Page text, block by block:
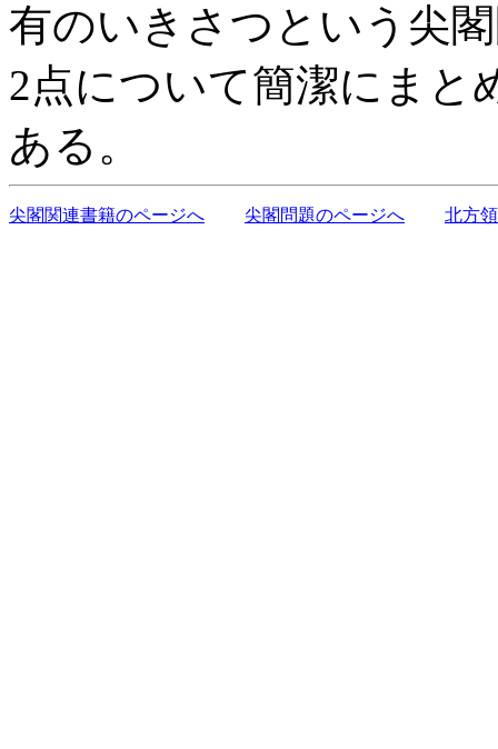
有のいきさつという尖
2点について簡潔にまと
ある。
尖閣関連書籍のページへ 尖閣問題のページへ 北方